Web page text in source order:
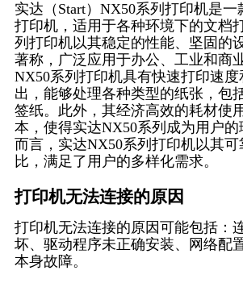
实达（Start）NX50系列打印机是
打印机，适用于各种环境下的文档
列打印机以其稳定的性能、坚固的
著称，广泛应用于办公、工业和商
NX50系列打印机具有快速打印速
出，能够处理各种类型的纸张，包
签纸。此外，其经济高效的耗材使
本，使得实达NX50系列成为用户
而言，实达NX50系列打印机以其
比，满足了用户的多样化需求。
打印机无法连接的原因
打印机无法连接的原因可能包括：
坏、驱动程序未正确安装、网络配
本身故障。